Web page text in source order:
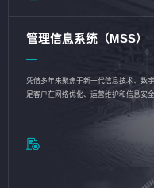
管理信息系统（MSS）
凭借多年来聚焦于新一代信息技术、数
足客户在网络优化、运营维护和信息安